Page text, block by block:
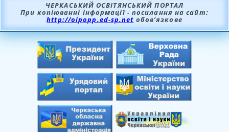
ЧЕРКАСЬКИЙ ОСВІТЯНСЬКИЙ ПОРТАЛ
При копіюванні інформації - посилання на сайт:
http://oipopp.ed-sp.net обов’язкове